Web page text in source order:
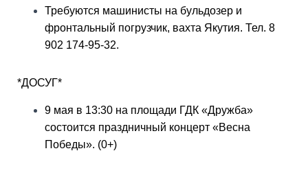
Требуются машинисты на бульдозер и
фронтальный погрузчик, вахта Якутия. Тел. 8
902 174-95-32.
*ДОСУГ*
9 мая в 13:30 на площади ГДК «Дружба»
состоится праздничный концерт «Весна
Победы». (0+)